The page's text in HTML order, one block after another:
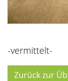
-vermittelt-
Zurück zur